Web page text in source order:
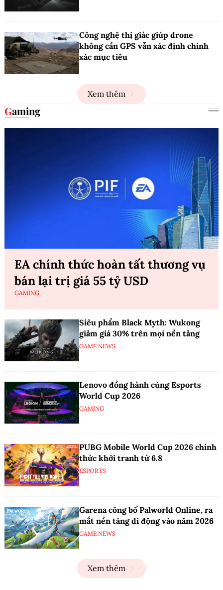
Công nghệ thị giác giúp drone
không cần GPS vẫn xác định chính
xác mục tiêu
Xem thêm
Gaming
EA chính thức hoàn tất thương vụ
bán lại trị giá 55 tỷ USD
GAMING
Siêu phẩm Black Myth: Wukong
giảm giá 30% trên mọi nền tảng
GAME NEWS
Lenovo đồng hành cùng Esports
World Cup 2026
GAMING
PUBG Mobile World Cup 2026 chính
thức khởi tranh từ 6.8
ESPORTS
Garena công bố Palworld Online, ra
mắt nền tảng di động vào năm 2026
GAME NEWS
Xem thêm